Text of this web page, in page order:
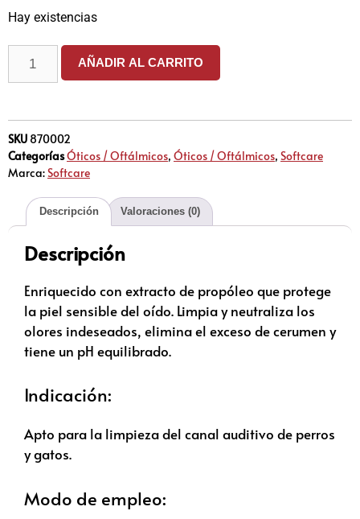
Hay existencias
AÑADIR AL CARRITO
SKU 870002
CategoríasÓticos / Oftálmicos, Óticos / Oftálmicos, Softcare
Marca:Softcare
Descripción Valoraciones (0)
Descripción
Enriquecido con extracto de propóleo que protege
la piel sensible del oído. Limpia y neutraliza los
olores indeseados, elimina el exceso de cerumen y
tiene un pH equilibrado.
Indicación:
Apto para la limpieza del canal auditivo de perros
y gatos.
Modo de empleo: